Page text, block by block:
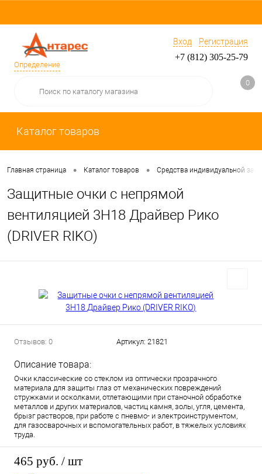
Определение
Вход Регистрация
+7 (812) 305-25-79
0
Каталог товаров
Главная страница • Каталог товаров • Средства индивидуальной
Защитные очки с непрямой
вентиляцией 3H18 Драйвер Рико
(DRIVER RIKO)
Отзывов: 0 Артикул: 21821
Описание товара:
Очки классические со стеклом из оптически прозрачного
материала для защиты глаз от механических повреждений
стружками и осколками, отлетающими при станочной обработке
металлов и других материалов, частиц камня, золы, угля, цемента,
брызг растворов, при работе с пневмо- и электроинструментом,
для газосварочных и вспомогательных работ, в тяжелых условиях
труда.
465 руб. / шт